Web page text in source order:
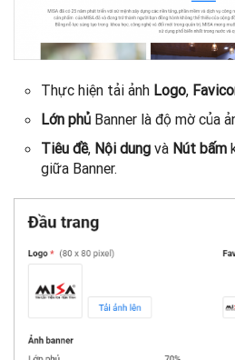
Thực hiện tải ảnh Logo,
Lớn phủ Banner là độ mờ của
Tiêu đề, Nội dung và Nút bấm
giữa Banner.